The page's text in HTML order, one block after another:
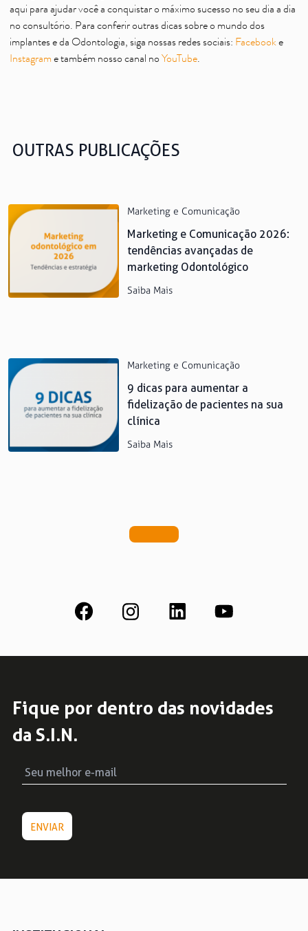
aqui para ajudar você a conquistar o máximo sucesso no seu dia a dia
no consultório. Para conferir outras dicas sobre o mundo dos
implantes e da Odontologia, siga nossas redes sociais: Facebooke
Instagram e também nosso canal no YouTube.
OUTRAS PUBLICAÇÕES
Marketing e Comunicação
Marketing e Comunicação 2026:
tendências avançadas de
marketing Odontológico
Saiba Mais
Marketing e Comunicação
9 dicas para aumentar a
fidelização de pacientes na sua
clínica
Saiba Mais
Fique por dentro das novidades
da S.I.N.